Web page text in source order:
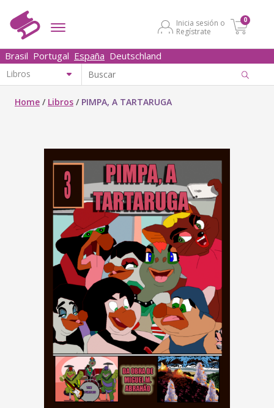
Inicia sesión o
Regístrate
0
Brasil Portugal España Deutschland
Home / Libros / PIMPA, A TARTARUGA